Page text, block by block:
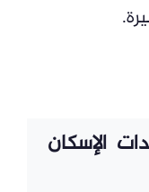
الإسكان